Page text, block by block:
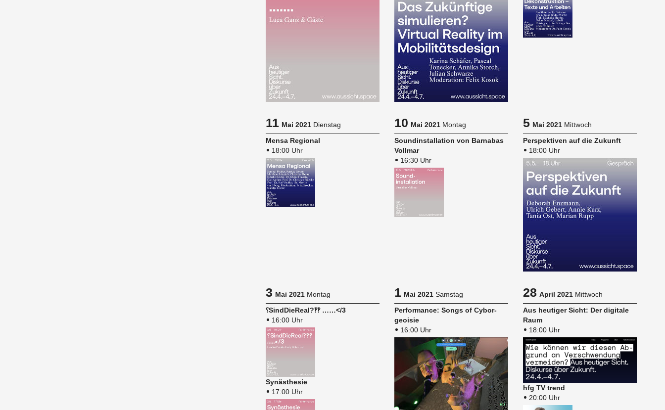
11Mai 2021 Dienstag
Mensa Re­gio­nal
18:00 Uhr
10Mai 2021 Montag
Sound­in­stal­la­ti­on von Bar­na­bas
Voll­mar
16:30 Uhr
5Mai 2021 Mittwoch
Per­spek­ti­ven auf die Zu­kunft
18:00 Uhr
3Mai 2021 Montag
⸮Sind­Die­Re­al?‽‽ ……</3
16:00 Uhr
Syn­äs­the­sie
17:00 Uhr
1Mai 2021 Samstag
Per­for­mance: Songs of Cy­bor­
geoi­sie
16:00 Uhr
28April 2021 Mittwoch
Aus heu­ti­ger Sicht: Der di­gi­ta­le
Raum
18:00 Uhr
hfg TV trend
20:00 Uhr